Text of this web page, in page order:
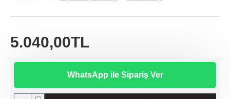
5.040,00TL
WhatsApp ile Sipariş Ver